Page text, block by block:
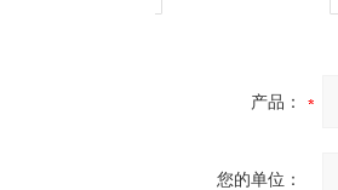
产品：
您的单位：